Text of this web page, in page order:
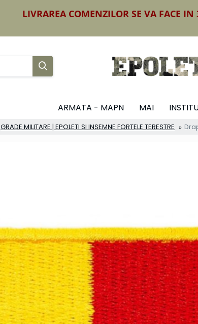
LIVRAREA COMENZILOR SE VA FACE
ARMATA - MAPN MAI
GRADE MILITARE | EPOLETI SI INSEMNE FORTELE TERESTRE